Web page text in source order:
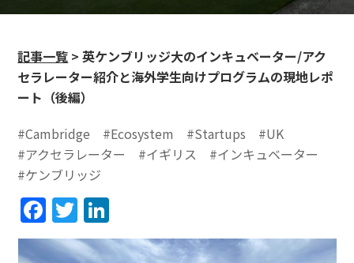
記事一覧 > 英ケンブリッジ大のインキュベーター/アク
セラレーター紹介と海外学生向けプログラムの現地レポ
ート（後編）
#Cambridge
#Ecosystem #Startups
#UK
#アクセラレーター
#イギリス
#インキュベーター
#ケンブリッジ
Facebook
Twitter